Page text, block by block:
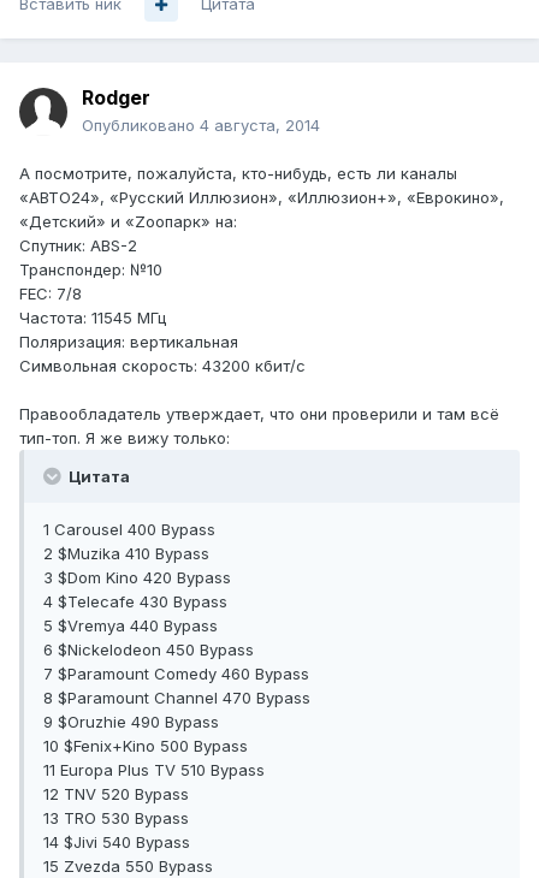
Вставить ник Цитата
Rodger
Опубликовано 4 августа, 2014
А посмотрите, пожалуйста, кто-нибудь, есть ли каналы
«АВТО24», «Русский Иллюзион», «Иллюзион+», «Еврокино»,
«Детский» и «Zоопарк» на:
Спутник: ABS-2
Транспондер: №10
FEC: 7/8
Частота: 11545 МГц
Поляризация: вертикальная
Символьная скорость: 43200 кбит/с
Правообладатель утверждает, что они проверили и там всё
тип-топ. Я же вижу только:
Цитата
1 Carousel 400 Bypass
2 $Muzika 410 Bypass
3 $Dom Kino 420 Bypass
4 $Telecafe 430 Bypass
5 $Vremya 440 Bypass
6 $Nickelodeon 450 Bypass
7 $Paramount Comedy 460 Bypass
8 $Paramount Channel 470 Bypass
9 $Oruzhie 490 Bypass
10 $Fenix+Kino 500 Bypass
11 Europa Plus TV 510 Bypass
12 TNV 520 Bypass
13 TRO 530 Bypass
14 $Jivi 540 Bypass
15 Zvezda 550 Bypass